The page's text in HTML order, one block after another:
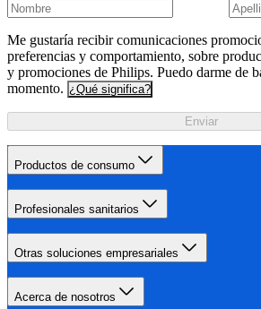
Me gustaría recibir comunicaciones
preferencias y comportamiento, sobre
y promociones de Philips. Puedo darme de
momento. ¿Qué significa?
Enviar
Productos de consumo
Profesionales sanitarios
Otras soluciones empresariales
Acerca de nosotros